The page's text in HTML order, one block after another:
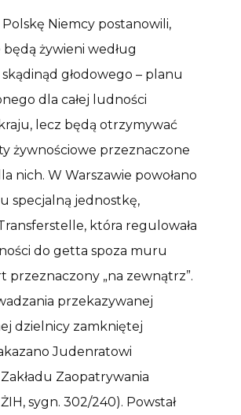
Niemcy postanowili,
będą żywieni według
głodowego – planu
dla całej ludności
lecz będą otrzymywać
żywnościowe przeznaczone
nich. W Warszawie powołano
specjalną jednostkę,
która regulowała
do getta spoza muru
przeznaczony „na zewnątrz”.
przekazywanej
dzielnicy zamkniętej
Judenratowi
Zaopatrywania
sygn. 302/240). Powstał